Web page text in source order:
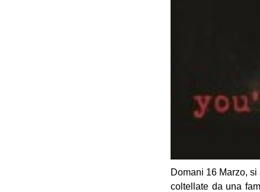
Domani 16 Marzo,
coltellate da una